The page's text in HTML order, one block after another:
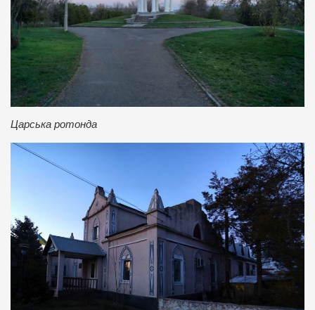
Царська ротонда